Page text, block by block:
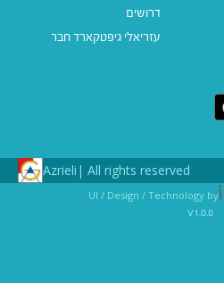
דרושים
עזריאלי גיפטקארד חבר‎
All rights reserved |
Azrieli
UI / Design / Technology by
v1.0.0